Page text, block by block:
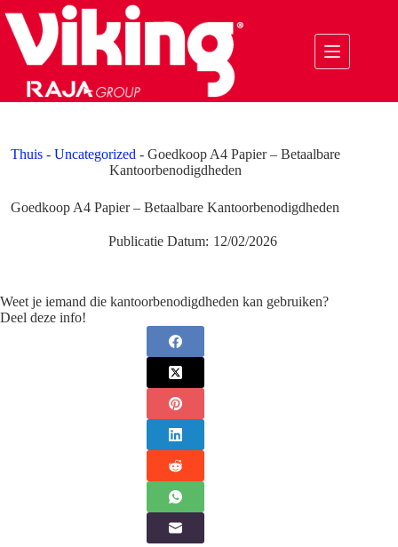
naar
inhoud
Thuis- Uncategorized - Goedkoop A4 Papier – Betaalbare
Kantoorbenodigdheden
Goedkoop A4 Papier – Betaalbare Kantoorbenodigdheden
Publicatie Datum: 12/02/2026
Weet je iemand die kantoorbenodigdheden kan gebruiken?
Deel deze info!